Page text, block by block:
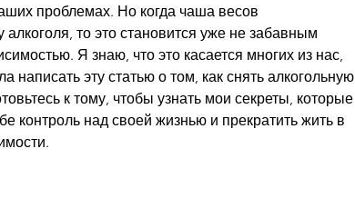
проблемах. Но когда чаша весов
то это становится уже не забавным
Я знаю, что это касается многих из нас,
написать эту статью о том, как снять алкогольную
к тому, чтобы узнать мои секреты, которые
контроль над своей жизнью и прекратить жить в